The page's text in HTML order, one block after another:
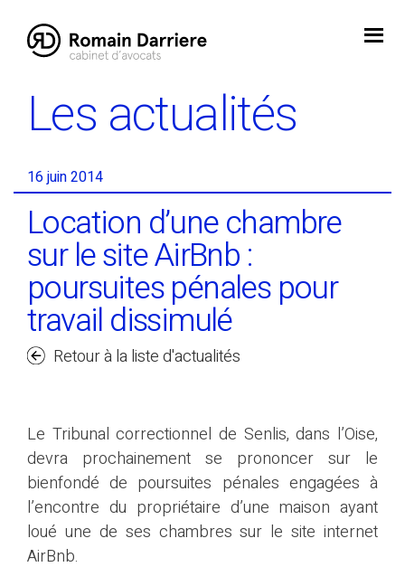
content
Les actualités
16 juin 2014
Location d’une chambre
sur le site AirBnb :
poursuites pénales pour
travail dissimulé
Retour à la liste d'actualités
Le Tribunal correctionnel de Senlis, dans l’Oise,
devra prochainement se prononcer sur le
bienfondé de poursuites pénales engagées à
l’encontre du propriétaire d’une maison ayant
loué une de ses chambres sur le site internet
AirBnb.